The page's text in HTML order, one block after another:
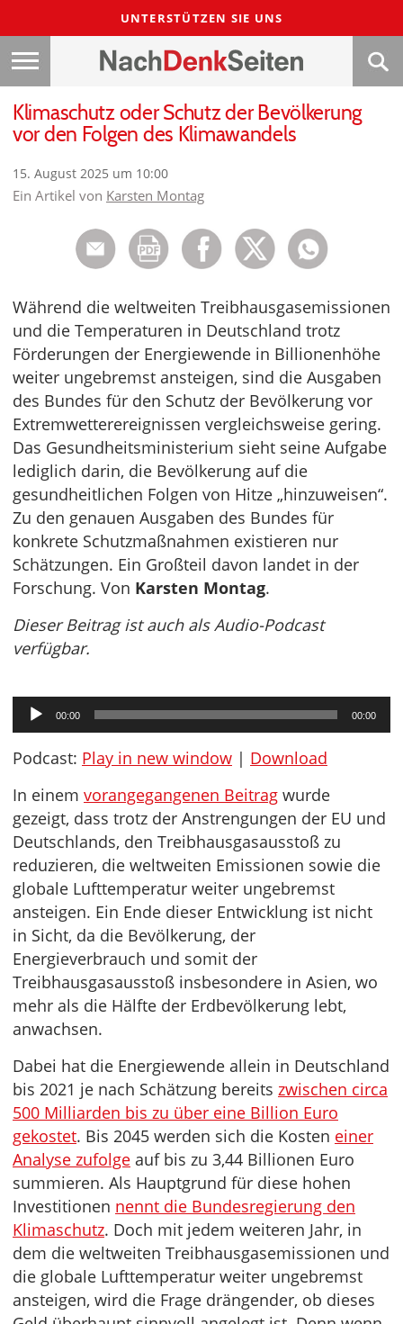
UNTERSTÜTZEN SIE UNS
Klimaschutz oder Schutz der Bevölkerung
vor den Folgen des Klimawandels
15. August 2025 um 10:00
Ein Artikel von Karsten Montag
Während die weltweiten Treibhausgasemissionen
und die Temperaturen in Deutschland trotz
Förderungen der Energiewende in Billionenhöhe
weiter ungebremst ansteigen, sind die Ausgaben
des Bundes für den Schutz der Bevölkerung vor
Extremwetterereignissen vergleichsweise gering.
Das Gesundheitsministerium sieht seine Aufgabe
lediglich darin, die Bevölkerung auf die
gesundheitlichen Folgen von Hitze „hinzuweisen“.
Zu den genauen Ausgaben des Bundes für
konkrete Schutzmaßnahmen existieren nur
Schätzungen. Ein Großteil davon landet in der
Forschung. Von Karsten Montag.
Dieser Beitrag ist auch als Audio-Podcast
verfügbar.
Audio-
Player
00:00 00:00
Podcast: Play in new window | Download
In einem vorangegangenen Beitrag wurde
gezeigt, dass trotz der Anstrengungen der EU und
Deutschlands, den Treibhausgasausstoß zu
reduzieren, die weltweiten Emissionen sowie die
globale Lufttemperatur weiter ungebremst
ansteigen. Ein Ende dieser Entwicklung ist nicht
in Sicht, da die Bevölkerung, der
Energieverbrauch und somit der
Treibhausgasausstoß insbesondere in Asien, wo
mehr als die Hälfte der Erdbevölkerung lebt,
anwachsen.
Dabei hat die Energiewende allein in Deutschland
bis 2021 je nach Schätzung bereits zwischen circa
500 Milliarden bis zu über eine Billion Euro
gekostet. Bis 2045 werden sich die Kosten einer
Analyse zufolge auf bis zu 3,44 Billionen Euro
summieren. Als Hauptgrund für diese hohen
Investitionen nennt die Bundesregierung den
Klimaschutz. Doch mit jedem weiteren Jahr, in
dem die weltweiten Treibhausgasemissionen und
die globale Lufttemperatur weiter ungebremst
ansteigen, wird die Frage drängender, ob dieses